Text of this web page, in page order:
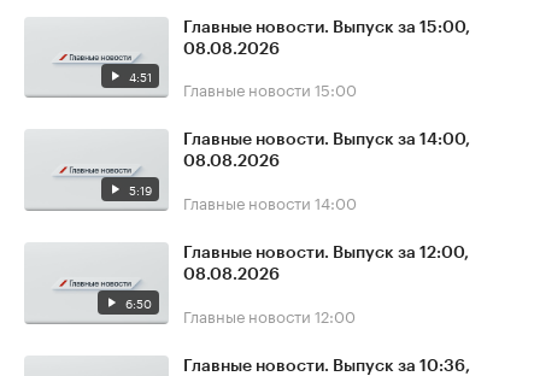
4:51
Главные новости. Выпуск за 15:00,
08.08.2026
Главные новости 15:00
5:19
Главные новости. Выпуск за 14:00,
08.08.2026
Главные новости 14:00
6:50
Главные новости. Выпуск за 12:00,
08.08.2026
Главные новости 12:00
Главные новости. Выпуск за 10:36,